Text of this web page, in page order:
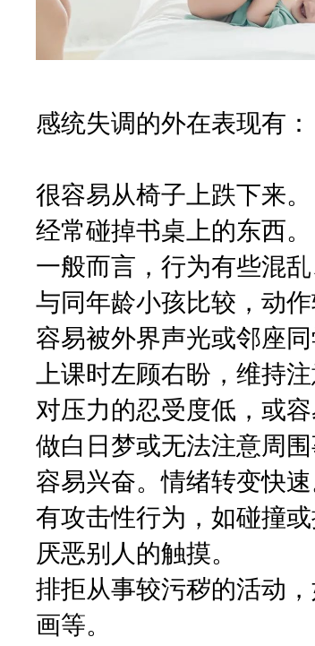
感统失调的外在表现有：
很容易从椅子上跌下来。
经常碰掉书桌上的东西。
一般而言，行为有些混乱
与同年龄小孩比较，动作
容易被外界声光或邻座同
上课时左顾右盼，维持注
对压力的忍受度低，或容
做白日梦或无法注意周围
容易兴奋。情绪转变快速
有攻击性行为，如碰撞或
厌恶别人的触摸。
排拒从事较污秽的活动
画等。